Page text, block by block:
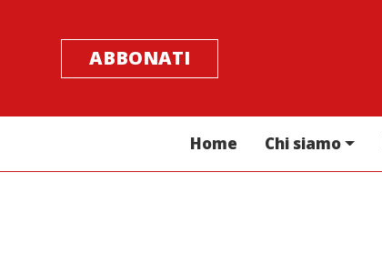
ABBONATI
Home Chi siamo